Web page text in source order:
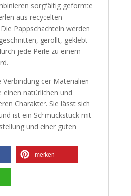
sorgfältig geformte
aus recycelten
Pappschachteln werden
gerollt, geklebt
jede Perle zu einem
Verbindung der Materialien
einen natürlichen und
Charakter. Sie lässt sich
ist ein Schmuckstück mit
und einer guten
merken